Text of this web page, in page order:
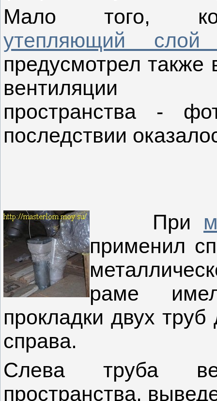
Мало того,
утепляющий
предусмотрел также
вентиляции
пространства -
последствии
При
применил
раме
прокладки двух
справа.
Слева труба
пространства,